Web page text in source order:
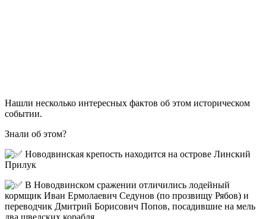
Нашли несколько интересных фактов об этом историческом
событии.
Знали об этом?
Новодвинская крепость находится на острове Линский
Прилук
В Новодвинском сражении отличились лодейный
кормщик Иван Ермолаевич Седунов (по прозвищу Рябов) и
переводчик Дмитрий Борисович Попов, посадившие на мель